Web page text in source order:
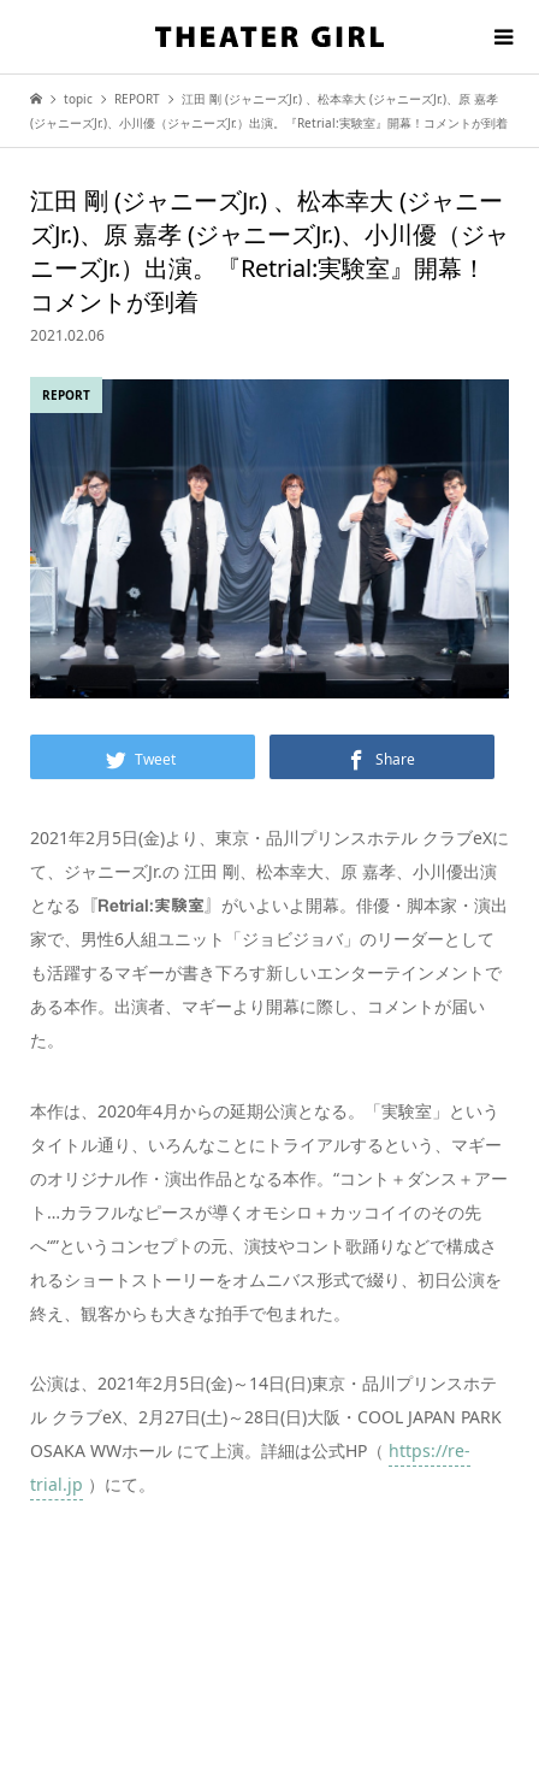
topic REPORT
江田 剛 (ジャニーズJr.) 、松本幸大 (ジャニーズJr.)、原 嘉孝
(ジャニーズJr.)、小川優（ジャニーズJr.）出演。『Retrial:実験室』開幕！コメントが到着
江田 剛 (ジャニーズJr.) 、松本幸大 (ジャニー
ズJr.)、原 嘉孝 (ジャニーズJr.)、小川優（ジャ
ニーズJr.）出演。『Retrial:実験室』開幕！
コメントが到着
2021.02.06
REPORT
Tweet Share
2021年2月5日(金)より、東京・品川プリンスホテル クラブeXに
て、ジャニーズJr.の 江田 剛、松本幸大、原 嘉孝、小川優出演
となる
『Retrial:実験室』 がいよいよ開幕。俳優・脚本家・演出
家で、男性6人組ユニット「ジョビジョバ」のリーダーとして
も活躍するマギーが書き下ろす新しいエンターテインメントで
ある本作。出演者、マギーより開幕に際し、コメントが届い
た。
本作は、2020年4月からの延期公演となる。「実験室」という
タイトル通り、いろんなことにトライアルするという、マギー
のオリジナル作・演出作品となる本作。“コント＋ダンス＋アー
ト…カラフルなピースが導くオモシロ＋カッコイイのその先
へ“”というコンセプトの元、演技やコント歌踊りなどで構成さ
れるショートストーリーをオムニバス形式で綴り、初日公演を
終え、観客からも大きな拍手で包まれた。
公演は、2021年2月5日(金)～14日(日)東京・品川プリンスホテ
ル クラブeX、2月27日(土)～28日(日)大阪・COOL JAPAN PARK
OSAKA WWホール にて上演。詳細は公式HP（ https://re-
trial.jp ）にて。